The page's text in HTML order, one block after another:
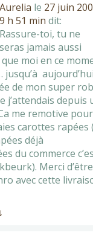
Aurelia le 27 juin
9 h 51 min dit:
Rassure-toi, tu ne
seras jamais aussi
moi en ce
jusqu’à aujourd’hui
de mon super
j’attendais depuis
me remotive pour
carottes rapées
déjà
du commerce
Merci d’être
avec cette
↓